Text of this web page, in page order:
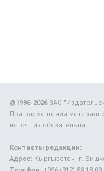
@1996-2026ЗАО
При размещении
источник обязательна.
Контакты редакции:
Адрес: Кыргызстан, г.